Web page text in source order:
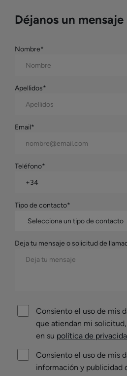
Déjanos un mensaje
Nombre*
Apellidos*
Email*
Teléfono*
Tipo de contacto*
Deja tu mensaje o solicitud de
Consiento el uso de mis
que atiendan mi
en su política de
Consiento el uso de mis
información y publicidad